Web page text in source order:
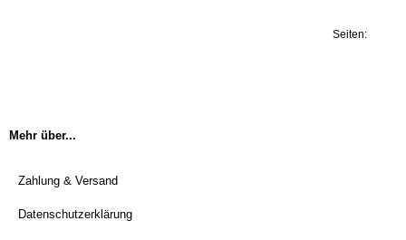
Seiten:
Mehr über...
Zahlung & Versand
Datenschutzerklärung